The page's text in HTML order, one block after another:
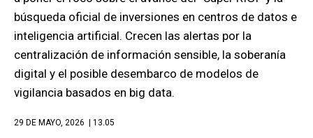
búsqueda oficial de inversiones en centros de datos e
inteligencia artificial. Crecen las alertas por la
centralización de información sensible, la soberanía
digital y el posible desembarco de modelos de
vigilancia basados en big data.
29 DE MAYO, 2026 | 13.05